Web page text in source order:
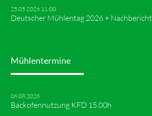
25.05.2026 11:00
Deutscher Mühlentag 2026 + Nachbericht
Mühlentermine
06.08.2026
Backofennutzung KFD 15.00h